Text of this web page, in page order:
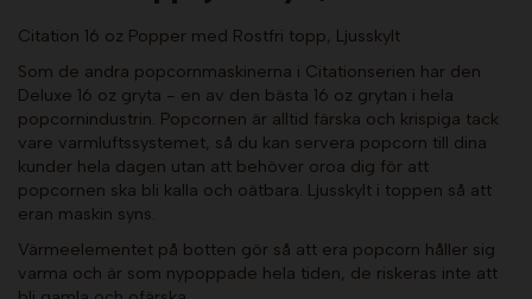
Citation 16 oz Popper med Rostfri topp, Ljusskylt
Som de andra popcornmaskinerna i Citationserien har den
Deluxe 16 oz gryta - en av den bästa 16 oz grytan i hela
popcornindustrin. Popcornen är alltid färska och krispiga tack
vare varmluftssystemet, så du kan servera popcorn till dina
kunder hela dagen utan att behöver oroa dig för att
popcornen ska bli kalla och oätbara. Ljusskylt i toppen så att
eran maskin syns.
Värmeelementet på botten gör så att era popcorn håller sig
varma och är som nypoppade hela tiden, de riskeras inte att